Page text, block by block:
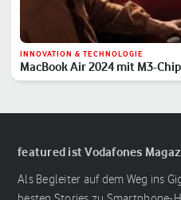
INNOVATION & TECHNOLOGIE
MacBook Air 2024 mit M3-
Laptop
featured ist Vodafones
Als Begleiter auf dem Weg ins